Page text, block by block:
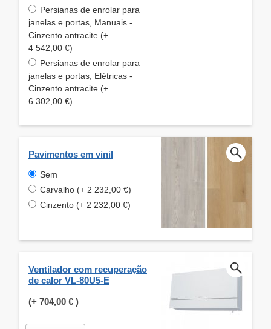
Persianas de enrolar para
janelas e portas, Manuais -
Cinzento antracite (+
4 542,00 €)
Persianas de enrolar para
janelas e portas, Elétricas -
Cinzento antracite (+
6 302,00 €)
Pavimentos em vinil
Sem
Carvalho (+ 2 232,00 €)
Cinzento (+ 2 232,00 €)
Ventilador com recuperação
de calor VL-80U5-E
(+ 704,00 € )